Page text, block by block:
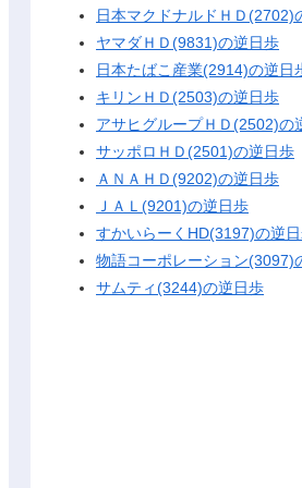
日本マクドナルドＨＤ(2702)
ヤマダＨＤ(9831)の逆日歩
日本たばこ産業(2914)の逆日
キリンＨＤ(2503)の逆日歩
アサヒグループＨＤ(2502)の
サッポロＨＤ(2501)の逆日歩
ＡＮＡＨＤ(9202)の逆日歩
ＪＡＬ(9201)の逆日歩
すかいらーくHD(3197)の逆
物語コーポレーション(3097)
サムティ(3244)の逆日歩